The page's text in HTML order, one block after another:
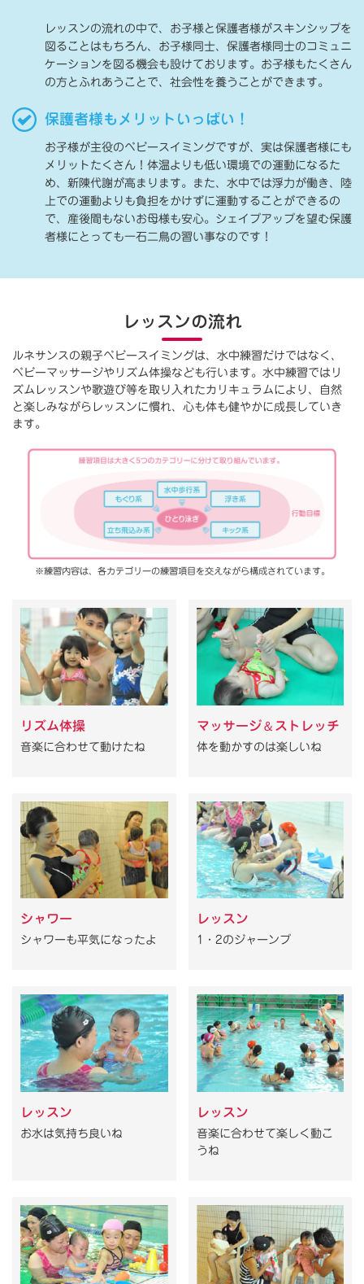
レッスンの流れの中で、お子様と保護者様がスキンシップを
図ることはもちろん、お子様同士、保護者様同士のコミュニ
ケーションを図る機会も設けております。お子様もたくさん
の方とふれあうことで、社会性を養うことができます。
保護者様もメリットいっぱい！
お子様が主役のベビースイミングですが、実は保護者様にも
メリットたくさん！体温よりも低い環境での運動になるた
め、新陳代謝が高まります。また、水中では浮力が働き、陸
上での運動よりも負担をかけずに運動することができるの
で、産後間もないお母様も安心。シェイプアップを望む保護
者様にとっても一石二鳥の習い事なのです！
レッスンの流れ
ルネサンスの親子ベビースイミングは、水中練習だけではなく、
ベビーマッサージやリズム体操なども行います。水中練習ではリ
ズムレッスンや歌遊び等を取り入れたカリキュラムにより、自然
と楽しみながらレッスンに慣れ、心も体も健やかに成長していき
ます。
※練習内容は、各カテゴリーの練習項目を交えながら構成されています。
リズム体操
音楽に合わせて動けたね
マッサージ＆ストレッチ
体を動かすのは楽しいね
シャワー
シャワーも平気になったよ
レッスン
1・2のジャーンプ
レッスン
お水は気持ち良いね
レッスン
音楽に合わせて楽しく動こ
うね